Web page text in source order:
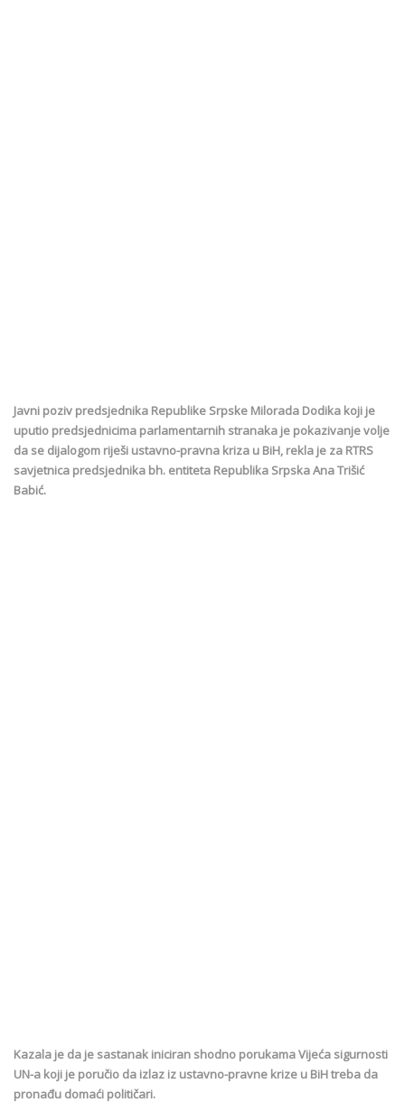
Јavni poziv predsjednika Republike Srpske Milorada Dodika koji je
uputio predsjednicima parlamentarnih stranaka je pokazivanje volje
da se dijalogom riješi ustavno-pravna kriza u BiH, rekla je za RTRS
savjetnica predsjednika bh. entiteta Republika Srpska Ana Trišić
Babić.
Kazala je da je sastanak iniciran shodno porukama Vijeća sigurnosti
UN-a koji je poručio da izlaz iz ustavno-pravne krize u BiH treba da
pronađu domaći političari.